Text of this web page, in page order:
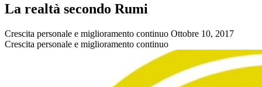
La realtà secondo Rumi
Crescita personale e miglioramento continuo Ottobre 10, 2017
Crescita personale e miglioramento continuo